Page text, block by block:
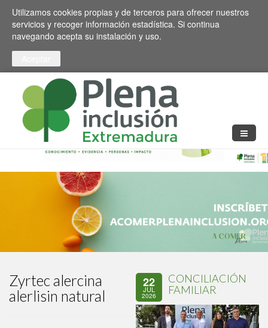
Pasar al contenido principal
Toggle high contrast
Utilizamos cookies propias y de terceros para ofrecer nuestros
servicios y recoger información estadística. Si continua
navegando acepta su instalación y uso.
Zyrtec alercina
alerlisin natural
22
JUL
2026
CONCILIACIÓN
FAMILIAR